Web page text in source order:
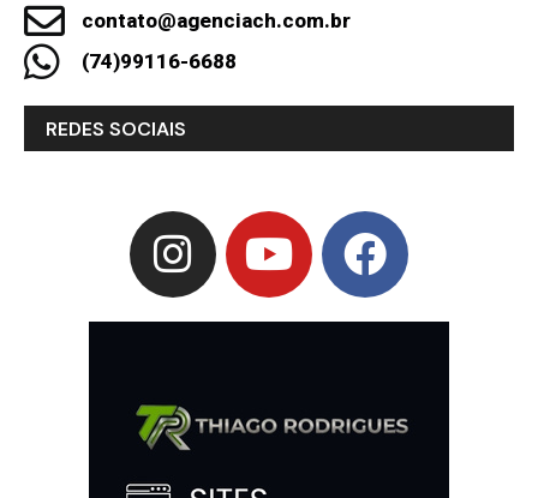
contato@agenciach.com.br
(74)99116-6688
REDES SOCIAIS